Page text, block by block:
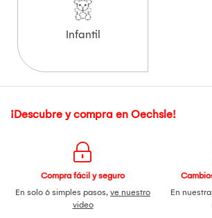
Infantil
¡Descubre y compra en Oechsle!
Compra fácil y seguro
En solo 6 simples pasos, ve nuestro
video
En